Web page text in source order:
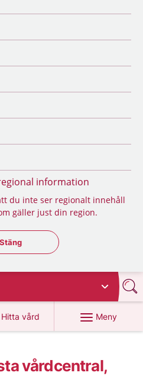
information
du inte ser regionalt innehåll
gäller just din region.
Stäng regionsväljaren
Stäng
Hitta vård
på 1177.se
Meny
vårdcentral,